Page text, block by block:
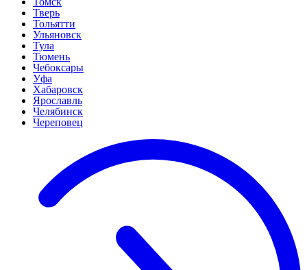
Тверь
Тольятти
Ульяновск
Тула
Тюмень
Чебоксары
Уфа
Хабаровск
Ярославль
Челябинск
Череповец